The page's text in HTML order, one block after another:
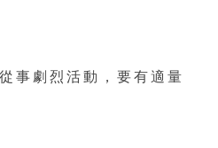
事劇烈活動，要有適量